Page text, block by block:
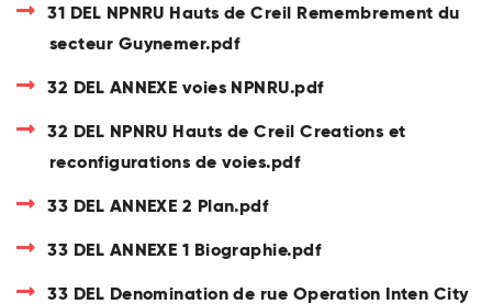
31 DEL NPNRU Hauts de Creil Remembrement du
secteur Guynemer.pdf
32 DEL ANNEXE voies NPNRU.pdf
32 DEL NPNRU Hauts de Creil Creations et
reconfigurations de voies.pdf
33 DEL ANNEXE 2 Plan.pdf
33 DEL ANNEXE 1 Biographie.pdf
33 DEL Denomination de rue Operation Inten City